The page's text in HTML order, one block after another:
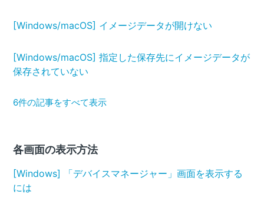
[Windows/macOS] イメージデータが開けない
[Windows/macOS] 指定した保存先にイメージデータが
保存されていない
6件の記事をすべて表示
各画面の表示方法
[Windows] 「デバイスマネージャー」画面を表示する
には